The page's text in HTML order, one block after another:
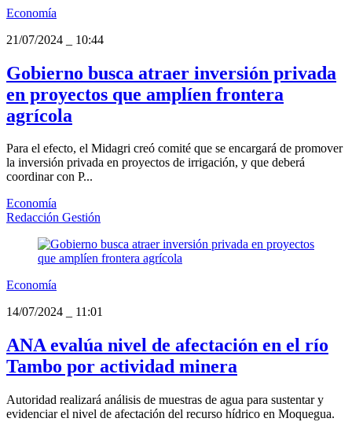
Economía
21/07/2024
10:44
Gobierno busca atraer inversión privada
en proyectos que amplíen frontera
agrícola
Para el efecto, el Midagri creó comité que se encargará de promover
la inversión privada en proyectos de irrigación, y que deberá
coordinar con P...
Economía
Redacción Gestión
Economía
14/07/2024
11:01
ANA evalúa nivel de afectación en el río
Tambo por actividad minera
Autoridad realizará análisis de muestras de agua para sustentar y
evidenciar el nivel de afectación del recurso hídrico en Moquegua.